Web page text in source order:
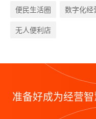
便民生活圈 数字化经
无人便利店
准备好成为经营